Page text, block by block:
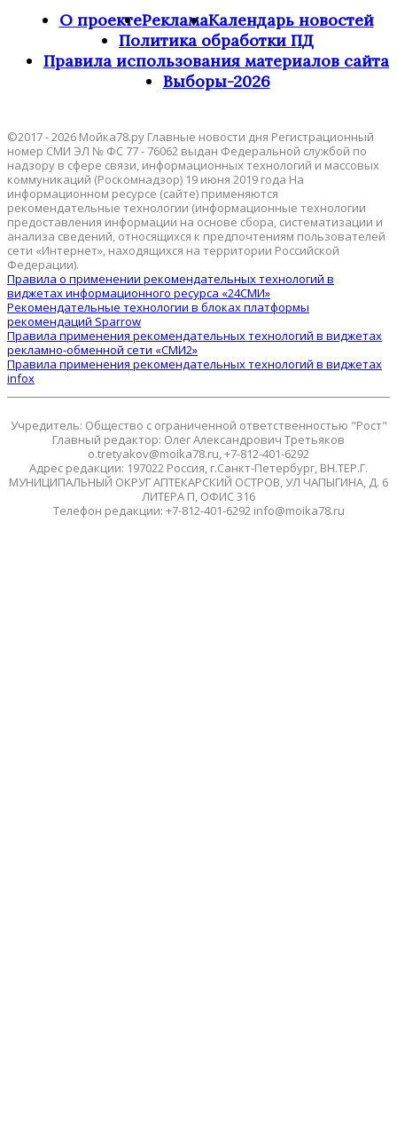
О проектеРекламаКалендарь новостей
Политика обработки ПД
Правила использования материалов сайта
Выборы-2026
©2017 - 2026 Мойка78.ру Главные новости дня Регистрационный
номер СМИ ЭЛ № ФС 77 - 76062 выдан Федеральной службой по
надзору в сфере связи, информационных технологий и массовых
коммуникаций (Роскомнадзор) 19 июня 2019 года На
информационном ресурсе (сайте) применяются
рекомендательные технологии (информационные технологии
предоставления информации на основе сбора, систематизации и
анализа сведений, относящихся к предпочтениям пользователей
сети «Интернет», находящихся на территории Российской
Федерации).
Правила о применении рекомендательных технологий в
виджетах информационного ресурса «24СМИ»
Рекомендательные технологии в блоках платформы
рекомендаций Sparrow
Правила применения рекомендательных технологий в виджетах
рекламно-обменной сети «СМИ2»
Правила применения рекомендательных технологий в виджетах
infox
Учредитель: Общество с ограниченной ответственностью "Рост"
Главный редактор: Олег Александрович Третьяков
o.tretyakov@moika78.ru, +7-812-401-6292
Адрес редакции: 197022 Россия, г.Санкт-Петербург, ВН.ТЕР.Г.
МУНИЦИПАЛЬНЫЙ ОКРУГ АПТЕКАРСКИЙ ОСТРОВ, УЛ ЧАПЫГИНА, Д. 6
ЛИТЕРА П, ОФИС 316
Телефон редакции: +7-812-401-6292 info@moika78.ru